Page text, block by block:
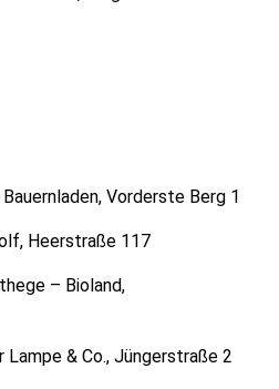
Vorderste Berg 1
Heerstraße 117
– Bioland,
& Co., Jüngerstraße 2